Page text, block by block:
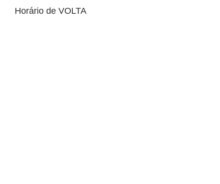
Horário de VOLTA